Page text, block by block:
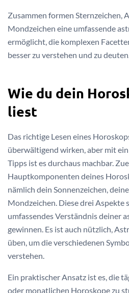
Zusammen formen Sternzeichen,
Mondzeichen eine umfassende
ermöglicht, die komplexen
besser zu verstehen und zu deuten.
Wie du dein
liest
Das richtige Lesen eines
überwältigend wirken, aber mit
Tipps ist es durchaus machbar.
Hauptkomponenten deines
nämlich dein Sonnenzeichen,
Mondzeichen. Diese drei Aspekte
umfassendes Verständnis deiner
gewinnen. Es ist auch nützlich,
üben, um die verschiedenen
verstehen.
Ein praktischer Ansatz ist es, die
oder monatlichen Horoskope zu